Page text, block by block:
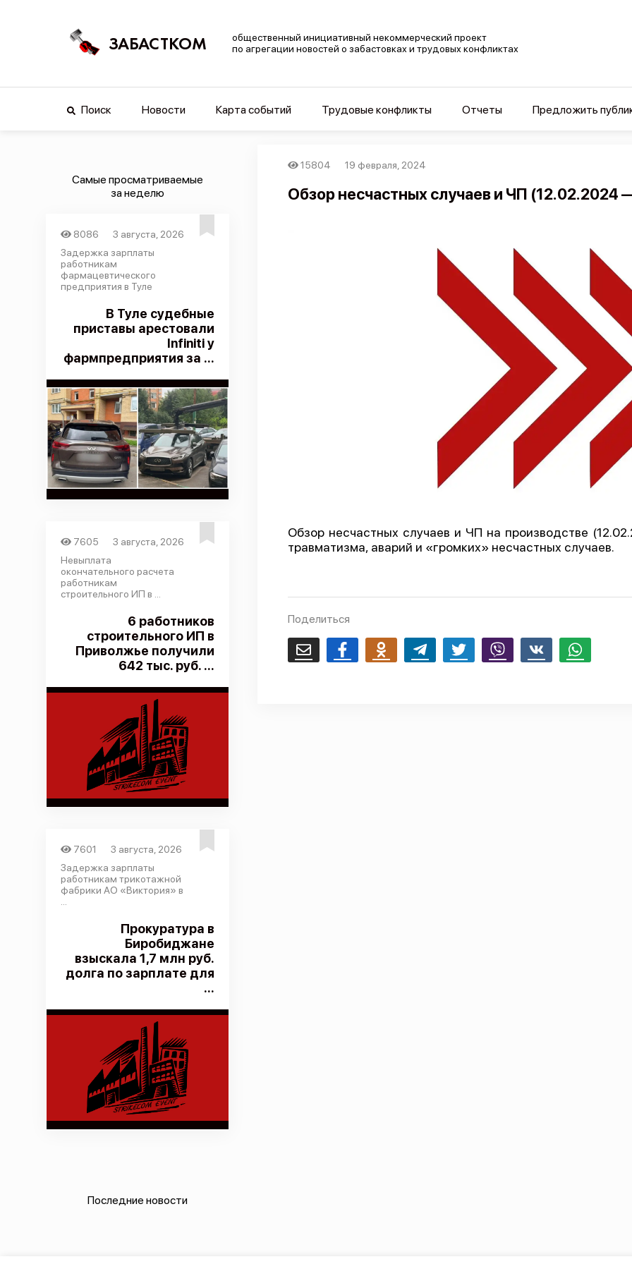
ЗАБАСТКОМ
общественный инициативный некоммерческий проект
по агрегации новостей о забастовках и трудовых конфликтах
Поиск Новости Карта событий Трудовые конфликты Отчеты Предложить
Самые просматриваемые
за неделю
8086
3 августа, 2026
Задержка зарплаты
работникам
фармацевтического
предприятия в Туле
В Туле судебные
приставы арестовали
Infiniti у
фармпредприятия за ...
7605
3 августа, 2026
Невыплата
окончательного расчета
работникам
строительного ИП в ...
6 работников
строительного ИП в
Приволжье получили
642 тыс. руб. ...
7601
3 августа, 2026
Задержка зарплаты
работникам трикотажной
фабрики АО «Виктория» в
Прокуратура в
Биробиджане
взыскала 1,7 млн руб.
долга по зарплате для
...
Последние новости
15804 19 февраля, 2024
Обзор несчастных случаев и ЧП (12.02.2024
Обзор несчастных случаев и ЧП на производстве
травматизма, аварий и «громких» несчастных случаев.
Поделиться
Email FacebookOdnoklassnikiTelegram Twitter Viber Whatsapp